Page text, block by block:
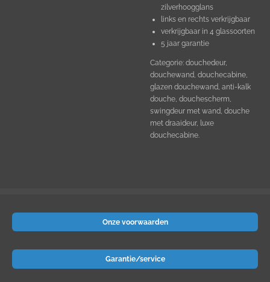
zilverhoogglans
links en rechts verkrijgbaar
verkrijgbaar in 4 glassoorten
5 jaar garantie
Categorie: douchedeur,
douchewand, douchecabine,
glazen douchewand, anti-kalk
douche, douchescherm,
swingdeur met wand, douche
met draaideur, luxe
douchecabine.
Onze voorwaarden
Garantie/service